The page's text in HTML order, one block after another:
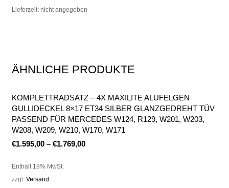
Lieferzeit: nicht angegeben
ÄHNLICHE PRODUKTE
KOMPLETTRADSATZ – 4X MAXILITE ALUFELGEN
GULLIDECKEL 8×17 ET34 SILBER GLANZGEDREHT TÜV
PASSEND FÜR MERCEDES W124, R129, W201, W203,
W208, W209, W210, W170, W171
€1.595,00– €1.769,00
Enthält 19% MwSt.
zzgl. Versand